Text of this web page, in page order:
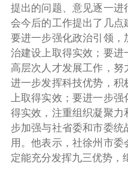
提出的问题、意见逐一
会今后的工作提出了几点
要进一步强化政治引领，
治建设上取得实效；要
高层次人才发展工作，
进一步发挥科技优势，
上取得实效；要进一步强
得实效，注重组织凝聚力
步加强与社省委和市委
用。他表示，社徐州市委
定能充分发挥九三优势，